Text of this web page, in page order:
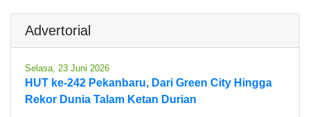
Advertorial
Selasa, 23 Juni 2026
HUT ke-242 Pekanbaru, Dari Green City Hingga
Rekor Dunia Talam Ketan Durian